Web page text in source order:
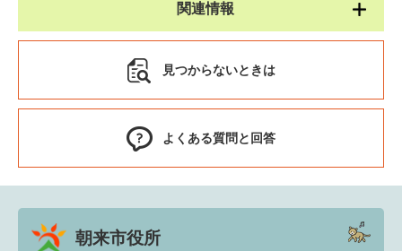
関連情報
見つからないときは
よくある質問と回答
朝来市役所